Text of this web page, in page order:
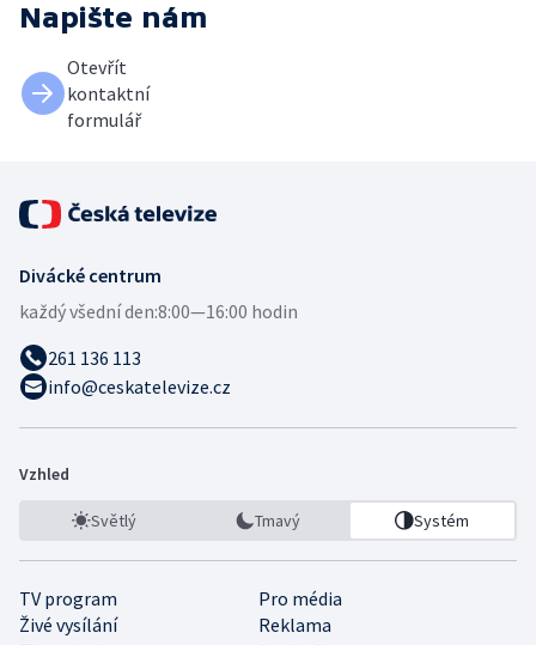
Napište nám
Otevřít
kontaktní
formulář
Divácké centrum
každý všední den:8:00—16:00 hodin
261 136 113
info@ceskatelevize.cz
Vzhled
Světlý Tmavý Systém
TV program
Pro média
Živé vysílání
Reklama